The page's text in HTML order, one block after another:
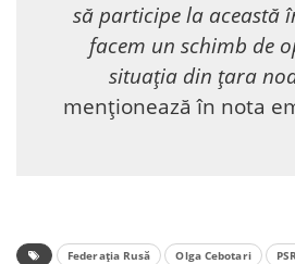
să participe la această
facem un schimb de
situația din țara
menționează în nota
Federația Rusă Olga Cebotari